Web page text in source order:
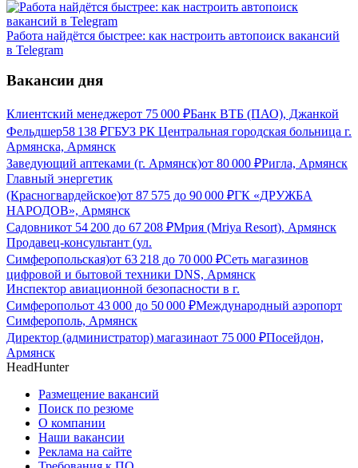
Работа найдётся быстрее: как настроить автопоиск вакансий
в Telegram
Вакансии дня
Клиентский менеджерот 75 000 ₽Банк ВТБ (ПАО), Джанкой
Фельдшер58 138 ₽ГБУЗ РК Центральная городская больница г.
Армянска, Армянск
Заведующий аптеками (г. Армянск)от 80 000 ₽Ригла, Армянск
Главный энергетик
(Красногвардейское)от 87 575 до 90 000 ₽ГК «ДРУЖБА
НАРОДОВ», Армянск
Садовникот 54 200 до 67 208 ₽Мрия (Mriya Resort), Армянск
Продавец-консультант (ул.
Симферопольская)от 63 218 до 70 000 ₽Сеть магазинов
цифровой и бытовой техники DNS, Армянск
Инспектор авиационной безопасности в г.
Симферопольот 43 000 до 50 000 ₽Международный аэропорт
Симферополь, Армянск
Директор (администратор) магазинаот 75 000 ₽Посейдон,
Армянск
HeadHunter
Размещение вакансий
Поиск по резюме
О компании
Наши вакансии
Реклама на сайте